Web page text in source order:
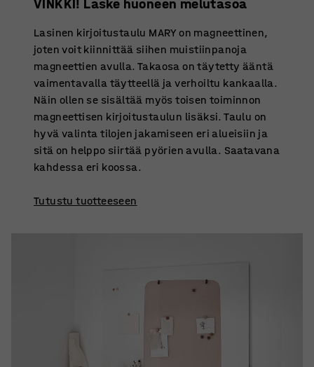
VINKKI! Laske huoneen melutasoa
Lasinen kirjoitustaulu MARY on magneettinen,
joten voit kiinnittää siihen muistiinpanoja
magneettien avulla. Takaosa on täytetty ääntä
vaimentavalla täytteellä ja verhoiltu kankaalla.
Näin ollen se sisältää myös toisen toiminnon
magneettisen kirjoitustaulun lisäksi. Taulu on
hyvä valinta tilojen jakamiseen eri alueisiin ja
sitä on helppo siirtää pyörien avulla. Saatavana
kahdessa eri koossa.
Tutustu tuotteeseen